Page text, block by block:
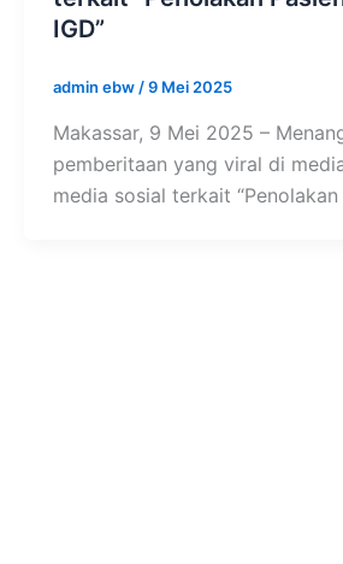
IGD”
admin ebw/9 Mei 2025
Makassar, 9 Mei 2025 –
pemberitaan yang viral di
media sosial terkait “Penolakan